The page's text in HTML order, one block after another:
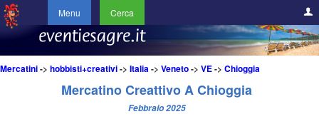
Menu Cerca
Mercatini-> hobbisti+creativi-> Italia-> Veneto-> VE-> Chioggia
Mercatino Creattivo A Chioggia
Febbraio 2025